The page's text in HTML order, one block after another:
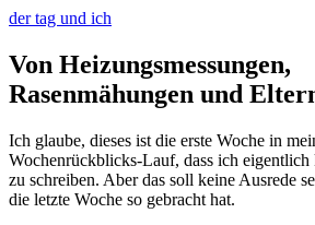
der tag und ich
Von Heizungsmessungen,
Rasenmähungen und
Ich glaube, dieses ist die erste Woche in
Wochenrückblicks-Lauf, dass ich eigentlich
zu schreiben. Aber das soll keine Ausrede
die letzte Woche so gebracht hat.